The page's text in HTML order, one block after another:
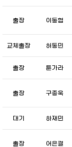
출장 이동협
교체출장 허동민
출장 툰가라
출장 구종욱
대기 하재민
출장 어은결